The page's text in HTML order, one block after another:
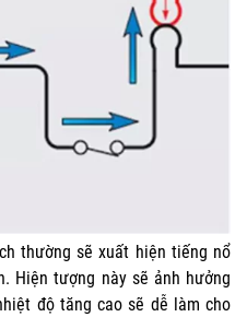
thường sẽ xuất hiện tiếng nổ
Hiện tượng này sẽ ảnh hưởng
độ tăng cao sẽ dễ làm cho